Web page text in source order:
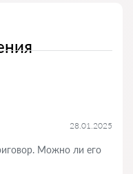
28.01.2025
Можно ли его